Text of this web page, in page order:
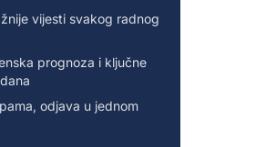
vijesti svakog radnog
prognoza i ključne
odjava u jednom